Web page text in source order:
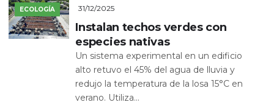
ECOLOGÍA 31/12/2025
Instalan techos verdes con
especies nativas
Un sistema experimental en un edificio
alto retuvo el 45% del agua de lluvia y
redujo la temperatura de la losa 15°C en
verano. Utiliza...